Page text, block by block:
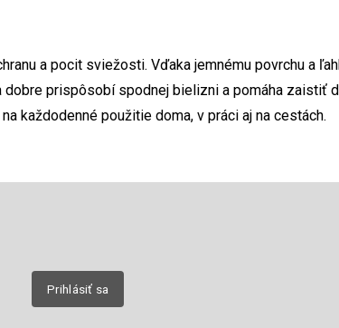
a pocit sviežosti. Vďaka jemnému povrchu a
prispôsobí spodnej bielizni a pomáha zaistiť
každodenné použitie doma, v práci aj na cestách.
Prihlásiť sa